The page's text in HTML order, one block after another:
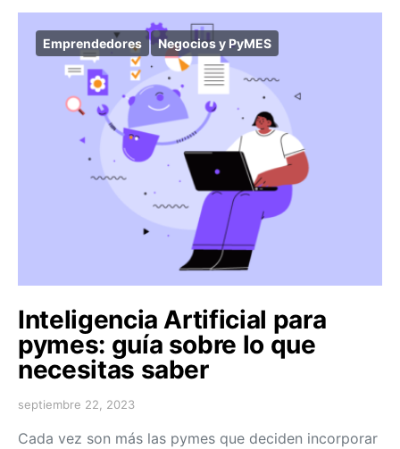
Emprendedores Negocios y PyMES
Inteligencia Artificial para
pymes: guía sobre lo que
necesitas saber
septiembre 22, 2023
Cada vez son más las pymes que deciden incorporar